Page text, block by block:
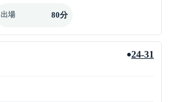
出場 80分
●24-31